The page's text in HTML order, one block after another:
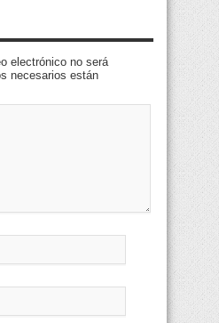
electrónico no será
necesarios están